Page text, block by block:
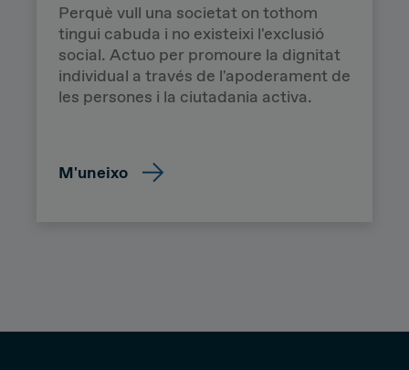
Perquè vull una societat on tothom
tingui cabuda i no existeixi l'exclusió
social. Actuo per promoure la dignitat
individual a través de l'apoderament de
les persones i la ciutadania activa.
Homeless
Entrepreneur
M'uneixo